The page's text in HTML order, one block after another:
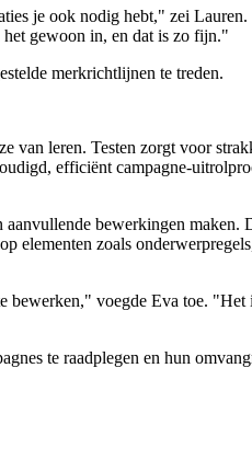
je ook nodig hebt," zei
het gewoon in, en dat is zo fijn."
merkrichtlijnen te treden.
van leren. Testen zorgt voor
efficiënt campagne-
bewerkingen maken.
elementen zoals
bewerken," voegde Eva toe. "Het
te raadplegen en hun